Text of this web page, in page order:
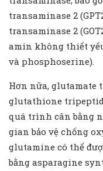
transaminase 2
transaminase 2
amin không thiết
và phosphoserine).
Hơn nữa, glutamate
glutathione
quá trình cân bằng
gian bảo vệ chống
glutamine có thể
bằng asparagine